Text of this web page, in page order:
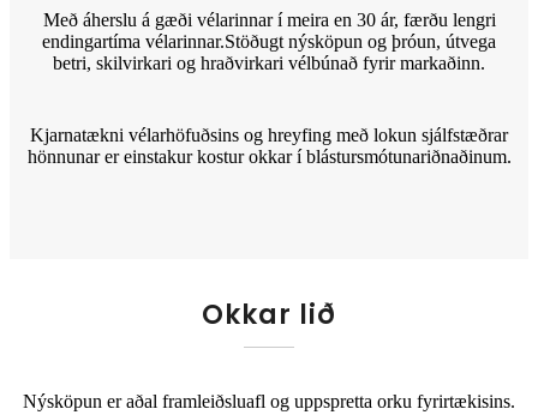
Með áherslu á gæði vélarinnar í meira en 30 ár, færðu lengri
endingartíma vélarinnar.Stöðugt nýsköpun og þróun, útvega
betri, skilvirkari og hraðvirkari vélbúnað fyrir markaðinn.
Kjarnatækni vélarhöfuðsins og hreyfing með lokun sjálfstæðrar
hönnunar er einstakur kostur okkar í blástursmótunariðnaðinum.
Okkar lið
Nýsköpun er aðal framleiðsluafl og uppspretta orku fyrirtækisins.